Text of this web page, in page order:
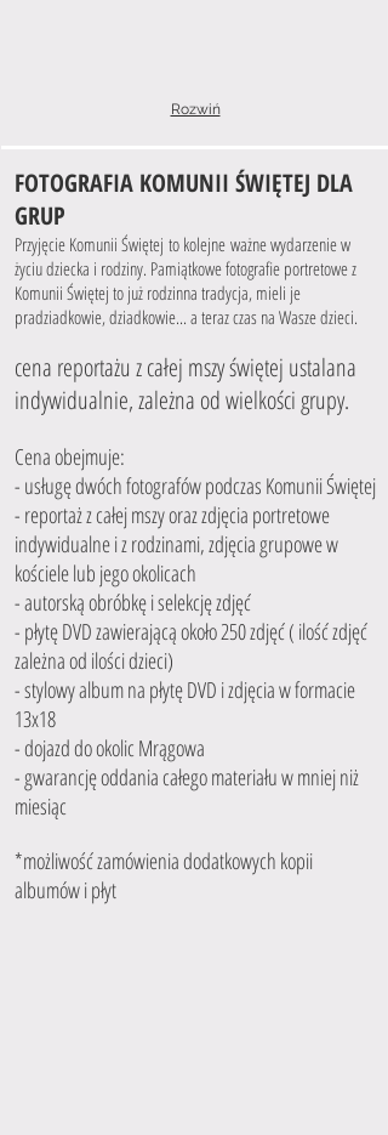
Rozwiń
FOTOGRAFIA KOMUNII ŚWIĘTEJ DLA
GRUP
Przyjęcie Komunii Świętej to kolejne ważne wydarzenie w
życiu dziecka i rodziny. Pamiątkowe fotografie portretowe z
Komunii Świętej to już rodzinna tradycja, mieli je
pradziadkowie, dziadkowie... a teraz czas na Wasze dzieci.
cena reportażu z całej mszy świętej ustalana
indywidualnie, zależna od wielkości grupy.
Cena obejmuje:
- usługę dwóch fotografów podczas Komunii Świętej
- reportaż z całej mszy oraz zdjęcia portretowe
indywidualne i z rodzinami, zdjęcia grupowe w
kościele lub jego okolicach
- autorską obróbkę i selekcję zdjęć
- płytę DVD zawierającą około 250 zdjęć ( ilość zdjęć
zależna od ilości dzieci)
- stylowy album na płytę DVD i zdjęcia w formacie
13x18
- dojazd do okolic Mrągowa
- gwarancję oddania całego materiału w mniej niż
miesiąc
*możliwość zamówienia dodatkowych kopii
albumów i płyt